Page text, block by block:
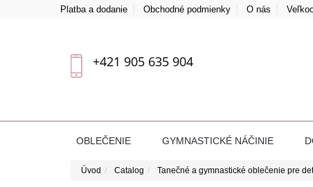
Platba a dodanie Obchodné podmienky O nás
+421 905 635 904
OBLEČENIE GYMNASTICKÉ NÁČINIE
Úvod Catalog Tanečné a gymnastické oblečenie pre